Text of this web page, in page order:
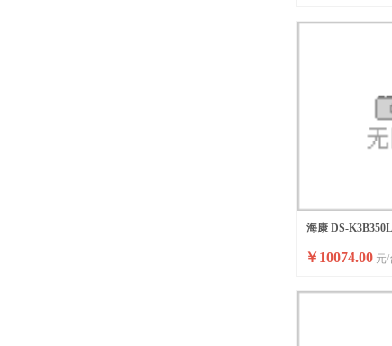
海康 DS-
内标配)
￥10074.00 元/